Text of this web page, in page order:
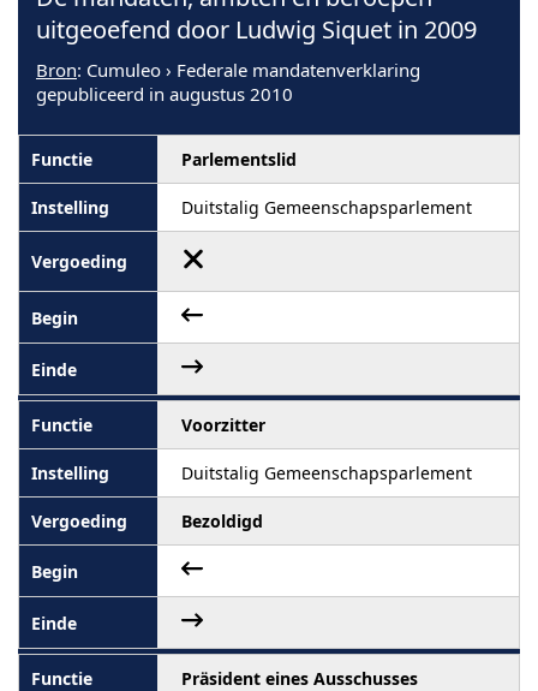
uitgeoefend door Ludwig Siquet in 2009
Bron: Cumuleo › Federale mandatenverklaring
gepubliceerd in augustus 2010
Parlementslid
Duitstalig Gemeenschapsparlement
Voorzitter
Duitstalig Gemeenschapsparlement
Bezoldigd
Präsident eines Ausschusses